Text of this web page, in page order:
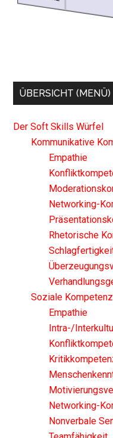
L
ese- und
k
o
ÜBERSICHT (MENÜ)
Der Soft Skills Würfel
Kommunikative
Empathie
Networking-
Rhetorische
Soziale Kompetenz
Empathie
Intra-/
Networking-
Nonverbale